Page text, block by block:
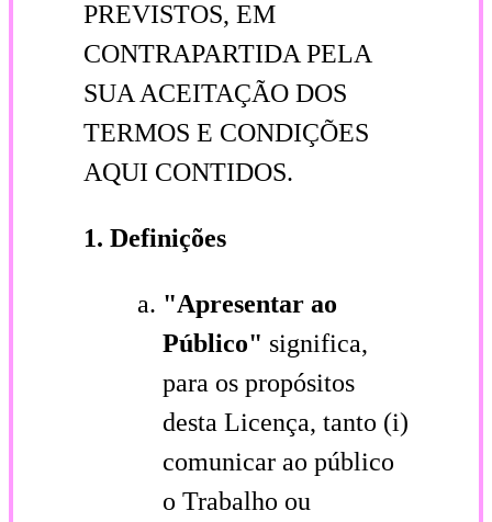
PREVISTOS, EM
CONTRAPARTIDA PELA
SUA ACEITAÇÃO DOS
TERMOS E CONDIÇÕES
AQUI CONTIDOS.
1. Definições
"Apresentar ao
Público" significa,
para os propósitos
desta Licença, tanto (i)
comunicar ao público
o Trabalho ou